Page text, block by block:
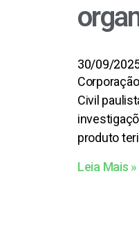
30/09/
Civil
produto
Leia Mais »